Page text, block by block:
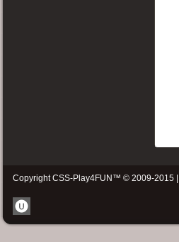
Copyright CSS-Play4FUN™ © 2009-2015 ||